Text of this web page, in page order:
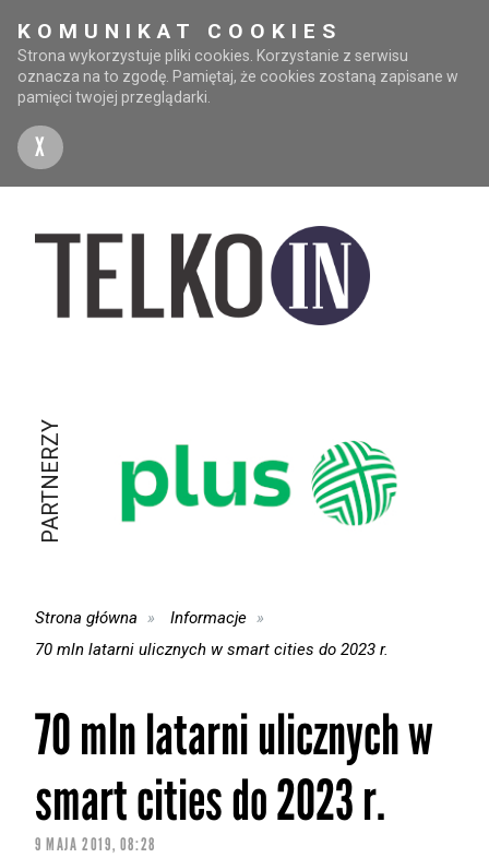
KOMUNIKAT COOKIES
Strona wykorzystuje pliki cookies. Korzystanie z serwisu
oznacza na to zgodę. Pamiętaj, że cookies zostaną zapisane w
pamięci twojej przeglądarki.
X
PARTNERZY
Strona główna
Informacje
70 mln latarni ulicznych w smart cities do 2023 r.
70 mln latarni ulicznych w
smart cities do 2023 r.
9 MAJA 2019, 08:28